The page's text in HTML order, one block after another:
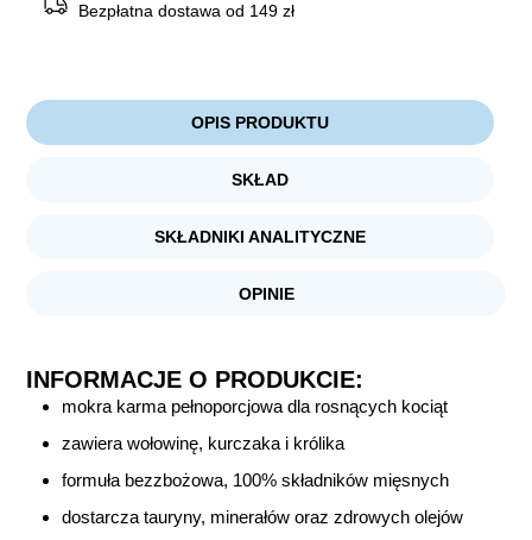
Bezpłatna dostawa od 149 zł
OPIS PRODUKTU
SKŁAD
SKŁADNIKI ANALITYCZNE
OPINIE
INFORMACJE O PRODUKCIE:
mokra karma pełnoporcjowa dla rosnących kociąt
zawiera wołowinę, kurczaka i królika
formuła bezzbożowa, 100% składników mięsnych
dostarcza tauryny, minerałów oraz zdrowych olejów